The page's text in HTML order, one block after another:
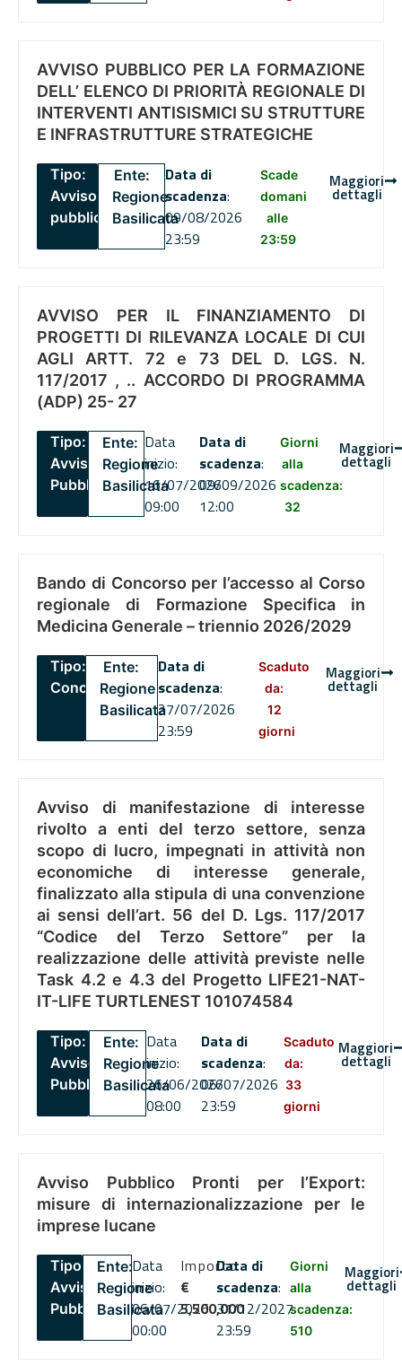
AVVISO PUBBLICO PER LA FORMAZIONE
DELL’ ELENCO DI PRIORITÀ REGIONALE DI
INTERVENTI ANTISISMICI SU STRUTTURE
E INFRASTRUTTURE STRATEGICHE
Tipo:
Avviso
pubblico
Ente:
Regione
Basilicata
Data di
scadenza:
09/08/2026
23:59
Scade
domani
alle
23:59
Maggiori
dettagli
AVVISO PER IL FINANZIAMENTO DI
PROGETTI DI RILEVANZA LOCALE DI CUI
AGLI ARTT. 72 e 73 DEL D. LGS. N.
117/2017 , .. ACCORDO DI PROGRAMMA
(ADP) 25- 27
Tipo:
Avviso
Pubblico
Ente:
Regione
Basilicata
Data
inizio:
16/07/2026
09:00
Data di
scadenza:
09/09/2026
12:00
Giorni
alla
scadenza:
32
Maggiori
dettagli
Bando di Concorso per l’accesso al Corso
regionale di Formazione Specifica in
Medicina Generale – triennio 2026/2029
Tipo:
Concorsi
Ente:
Regione
Basilicata
Data di
scadenza:
27/07/2026
23:59
Scaduto
da:
12
giorni
Maggiori
dettagli
Avviso di manifestazione di interesse
rivolto a enti del terzo settore, senza
scopo di lucro, impegnati in attività non
economiche di interesse generale,
finalizzato alla stipula di una convenzione
ai sensi dell’art. 56 del D. Lgs. 117/2017
“Codice del Terzo Settore” per la
realizzazione delle attività previste nelle
Task 4.2 e 4.3 del Progetto LIFE21-NAT-
IT-LIFE TURTLENEST 101074584
Tipo:
Avviso
Pubblico
Ente:
Regione
Basilicata
Data
inizio:
26/06/2026
08:00
Data di
scadenza:
06/07/2026
23:59
Scaduto
da:
33
giorni
Maggiori
dettagli
Avviso Pubblico Pronti per l’Export:
misure di internazionalizzazione per le
imprese lucane
Tipo:
Avviso
Pubblico
Ente:
Regione
Basilicata
Data
inizio:
06/07/2026
00:00
Importo
€
5,500,000
Data di
scadenza:
31/12/2027
23:59
Giorni
alla
scadenza:
510
Maggiori
dettagli